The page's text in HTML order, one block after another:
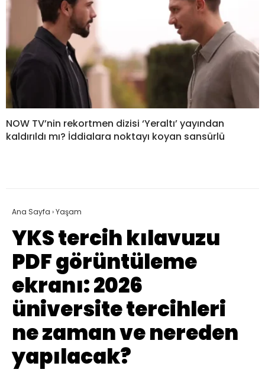
NOW TV’nin rekortmen dizisi ‘Yeraltı’ yayından
kaldırıldı mı? İddialara noktayı koyan sansürlü
Ana Sayfa ›Yaşam
YKS tercih kılavuzu
PDF görüntüleme
ekranı: 2026
üniversite tercihleri
ne zaman ve nereden
yapılacak?